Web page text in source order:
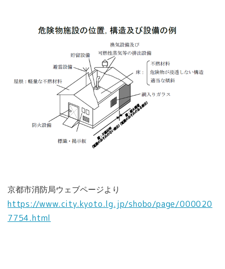
京都市消防局ウェブページより
https://www.city.kyoto.lg.jp/shobo/page/000020
7754.html